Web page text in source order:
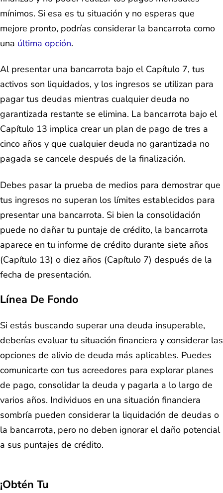
mínimos. Si esa es tu situación y no esperas que
mejore pronto, podrías considerar la bancarrota como
una última opción.
Al presentar una bancarrota bajo el Capítulo 7, tus
activos son liquidados, y los ingresos se utilizan para
pagar tus deudas mientras cualquier deuda no
garantizada restante se elimina. La bancarrota bajo el
Capítulo 13 implica crear un plan de pago de tres a
cinco años y que cualquier deuda no garantizada no
pagada se cancele después de la finalización.
Debes pasar la prueba de medios para demostrar que
tus ingresos no superan los límites establecidos para
presentar una bancarrota. Si bien la consolidación
puede no dañar tu puntaje de crédito, la bancarrota
aparece en tu informe de crédito durante siete años
(Capítulo 13) o diez años (Capítulo 7) después de la
fecha de presentación.
Línea De Fondo
Si estás buscando superar una deuda insuperable,
deberías evaluar tu situación financiera y considerar las
opciones de alivio de deuda más aplicables. Puedes
comunicarte con tus acreedores para explorar planes
de pago, consolidar la deuda y pagarla a lo largo de
varios años. Individuos en una situación financiera
sombría pueden considerar la liquidación de deudas o
la bancarrota, pero no deben ignorar el daño potencial
a sus puntajes de crédito.
¡Obtén Tu